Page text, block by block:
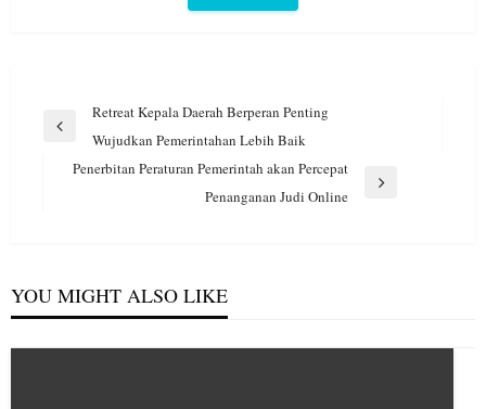
Navigasi
Previous
Retreat Kepala Daerah Berperan Penting
Wujudkan Pemerintahan Lebih Baik
Penerbitan Peraturan Pemerintah akan Percepat
Penanganan Judi Online
YOU MIGHT ALSO LIKE